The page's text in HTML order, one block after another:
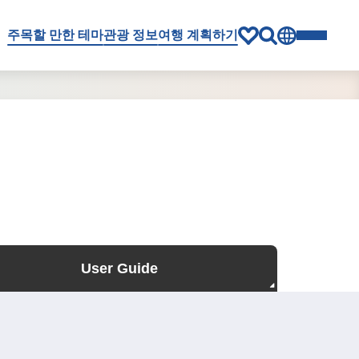
주목할 만한 테마관광 정보여행 계획하기
User Guide